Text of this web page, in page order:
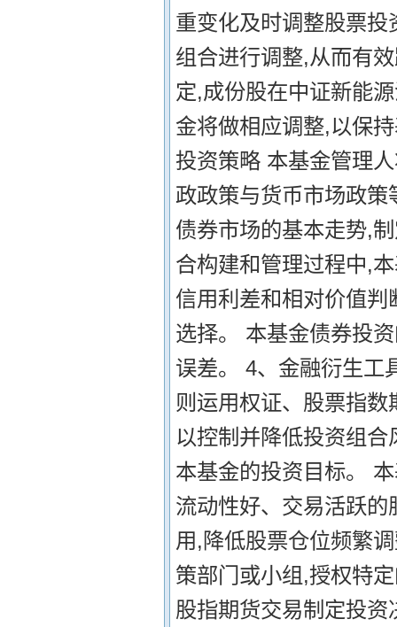
重变化及时调整股票
组合进行调整,从而有
定,成份股在中证新能
金将做相应调整,以保
投资策略 本基金管理
政政策与货币市场政
债券市场的基本走势,
合构建和管理过程中,
信用利差和相对价值
选择。 本基金债券投
误差。 4、金融衍生工
则运用权证、股票指
以控制并降低投资组
本基金的投资目标。
流动性好、交易活跃
用,降低股票仓位频繁
策部门或小组,授权特
股指期货交易制定投